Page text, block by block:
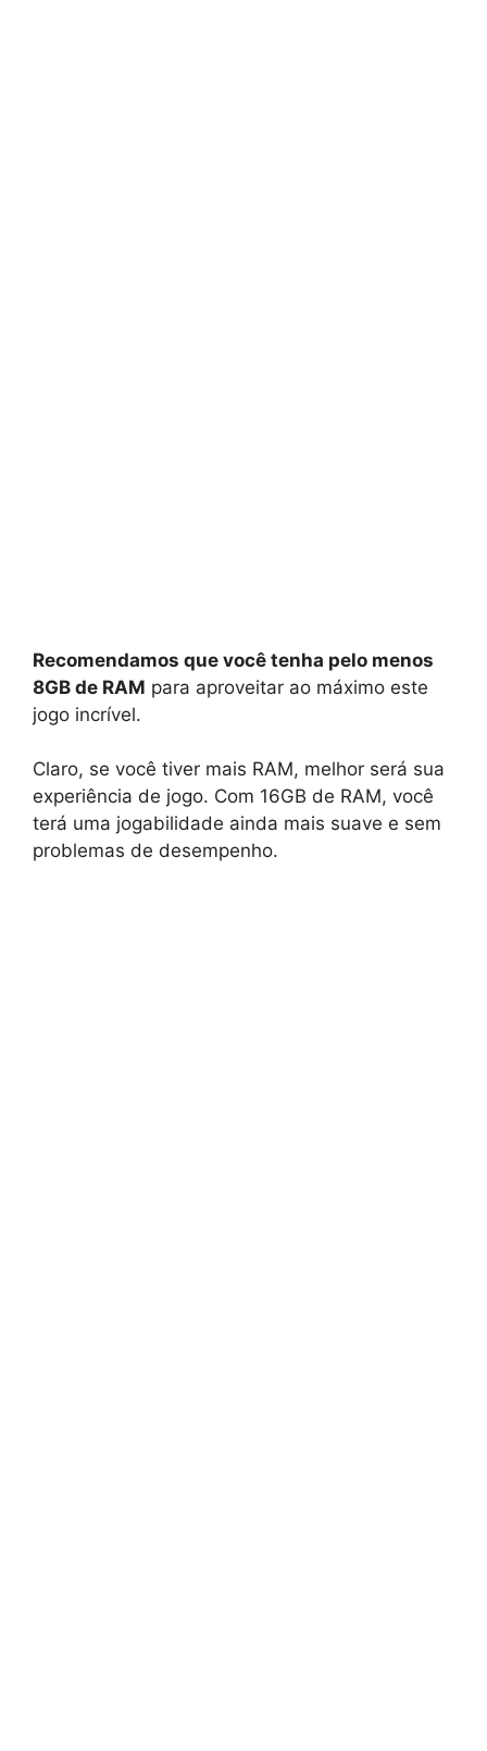
Recomendamos que você tenha pelo menos
8GB de RAM para aproveitar ao máximo este
jogo incrível.
Claro, se você tiver mais RAM, melhor será sua
experiência de jogo. Com 16GB de RAM, você
terá uma jogabilidade ainda mais suave e sem
problemas de desempenho.